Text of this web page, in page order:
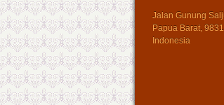
Jalan Gunung
Papua Barat,
Indonesia